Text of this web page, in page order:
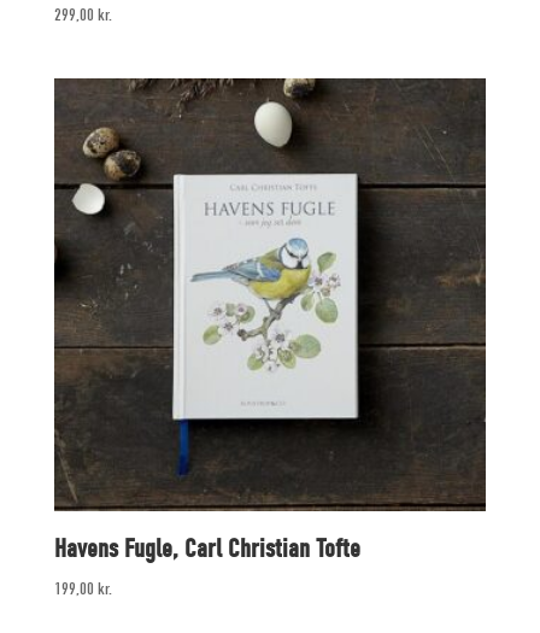
299,00 kr.
Havens Fugle, Carl Christian Tofte
199,00 kr.